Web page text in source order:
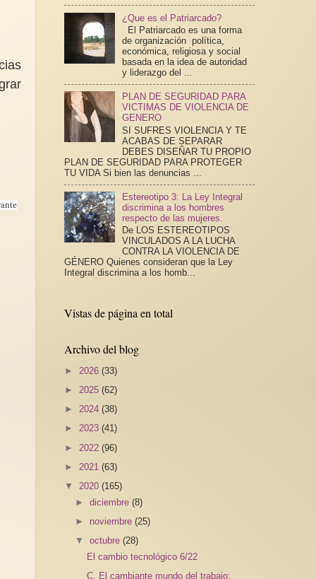
¿Que es el Patriarcado?
El Patriarcado es una forma
de organización política,
económica, religiosa y social
basada en la idea de autoridad
y liderazgo del ...
PLAN DE SEGURIDAD PARA
VICTIMAS DE VIOLENCIA DE
GENERO
SI SUFRES VIOLENCIA Y TE
ACABAS DE SEPARAR
DEBES DISEÑAR TU PROPIO
PLAN DE SEGURIDAD PARA PROTEGER
TU VIDA Si bien las denuncias ...
Estereotipo 3: La Ley Integral
discrimina a los hombres
respecto de las mujeres.
De LOS ESTEREOTIPOS
VINCULADOS A LA LUCHA
CONTRA LA VIOLENCIA DE
GÉNERO Quienes consideran que la Ley
Integral discrimina a los homb...
Vistas de página en total
Archivo del blog
► 2026 (33)
► 2025 (62)
► 2024 (38)
► 2023 (41)
► 2022 (96)
► 2021 (63)
▼ 2020 (165)
►diciembre(8)
► noviembre(25)
▼octubre(28)
El cambio tecnológico 6/22
C. El cambiante mundo del trabajo: